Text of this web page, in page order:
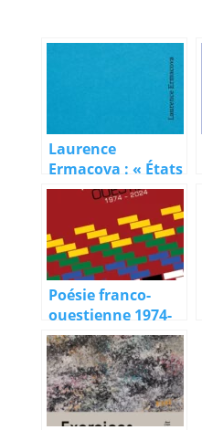
Laurence
Ermacova : « États
de mes lieux »
Poésie franco-
ouestienne 1974-
2024, 3/5 : le
Manitoba